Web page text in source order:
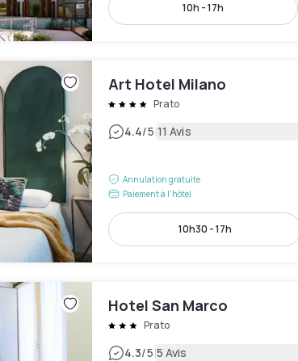
10h - 17h
Art Hotel Milano
Prato
4.4/5|11 Avis
Annulation gratuite
Paiement à l'hôtel
10h30 - 17h
Hotel San Marco
Prato
4.3/5|5 Avis